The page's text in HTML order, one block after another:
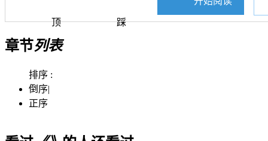
顶 踩
章节列表
排序 :
倒序|
正序